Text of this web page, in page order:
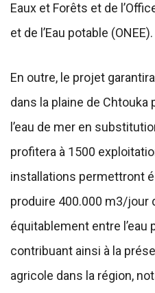
Eaux et Forêts et de
et de l’Eau potable (ONEE).
En outre, le projet
dans la plaine de Chtouka
l’eau de mer en
profitera à 1500
installations permettront
produire 400.000 m3/jour
équitablement entre l’eau
contribuant ainsi à la
agricole dans la région,